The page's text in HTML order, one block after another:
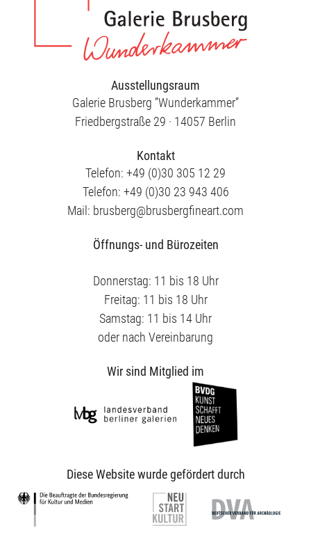
Ausstellungsraum
Galerie Brusberg ”Wunderkammer”
Friedbergstraße 29 · 14057 Berlin
Kontakt
Telefon: +49 (0)30 305 12 29
Telefon: +49 (0)30 23 943 406
Mail: brusberg@brusbergfineart.com
Öffnungs- und Bürozeiten
Donnerstag: 11 bis 18 Uhr
Freitag: 11 bis 18 Uhr
Samstag: 11 bis 14 Uhr
oder nach Vereinbarung
Wir sind Mitglied im
Diese Website wurde gefördert durch